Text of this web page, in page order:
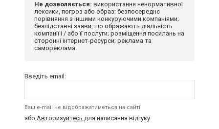
Не дозволяється: використання ненормативної
лексики, погроз або образ; безпосереднє
порівняння з іншими конкуруючими компаніями;
безпідставні заяви, що ображають діяльність
компанії і / або її послуги; розміщення посилань на
сторонні інтернет-ресурси; реклама та
самореклама.
Введіть email:
Ваш e-mail не відображатиметься на сайті
або Авторизуйтесь для написання відгуку